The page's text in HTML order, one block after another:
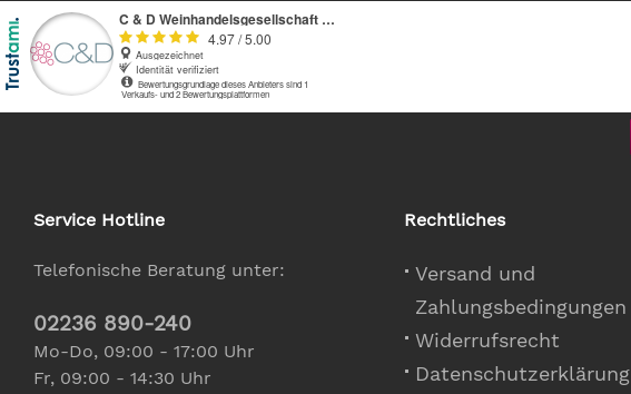
Service Hotline
Telefonische Beratung unter:
02236 890-240
Mo-Do, 09:00 - 17:00 Uhr
Fr, 09:00 - 14:30 Uhr
Rechtliches
Versand und
Zahlungsbedingungen
Widerrufsrecht
Datenschutzerklärung